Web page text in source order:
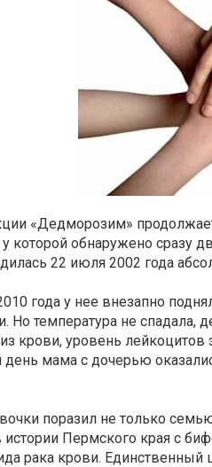
«Дедморозим»
которой обнаружено сразу
22 июля 2002 года
года у нее внезапно
Но температура не спадала,
крови, уровень лейкоцитов
мама с дочерью
поразил не только
Пермского края с
рака крови. Единственный